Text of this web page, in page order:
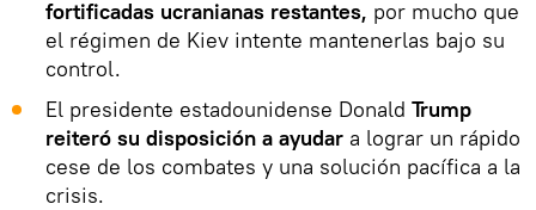
fortificadas ucranianas restantes, por mucho que
el régimen de Kiev intente mantenerlas bajo su
control.
El presidente estadounidense Donald Trump
reiteró su disposición a ayudar a lograr un rápido
cese de los combates y una solución pacífica a la
crisis.